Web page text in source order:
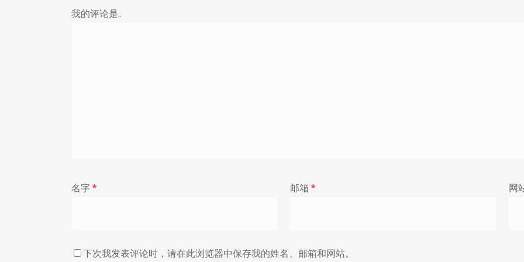
我的评论是..
名字 * 邮箱 * 网
下次我发表评论时，请在此浏览器中保存我的姓名、邮箱和网站。